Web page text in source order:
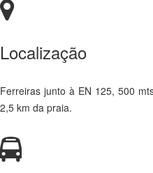
Localização
Ferreiras junto à EN 125, 500
2,5 km da praia.